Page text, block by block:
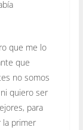
que me lo
que
no somos
quiero ser
para
la primer